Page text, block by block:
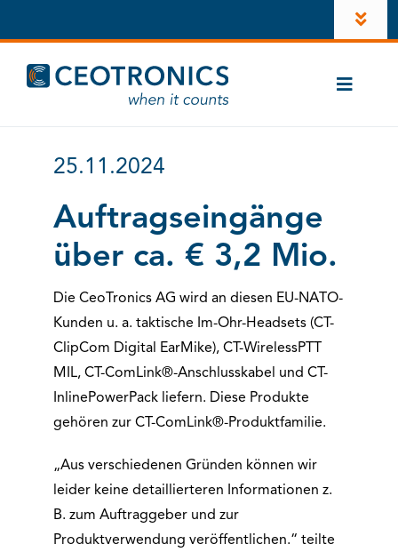
Inhalt
springenUnternehmen
Karriere
Investoren
Instagram
Toggle
CT-ComLink
Produkte
25.11.2024
Auftragseingänge
über ca. € 3,2 Mio.
Die CeoTronics AG wird an diesen EU-NATO-
Kunden u. a. taktische Im-Ohr-Headsets (CT-
ClipCom Digital EarMike), CT-WirelessPTT
MIL, CT-ComLink®-Anschlusskabel und CT-
InlinePowerPack liefern. Diese Produkte
gehören zur CT-ComLink®-Produktfamilie.
„Aus verschiedenen Gründen können wir
leider keine detaillierteren Informationen z.
B. zum Auftraggeber und zur
Produktverwendung veröffentlichen.“ teilte